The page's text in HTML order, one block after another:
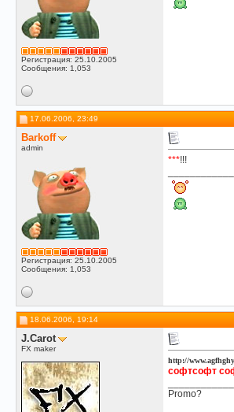
Регистрация: 25.10.2005
Сообщения: 1,053
17.06.2006, 23:49
Barkoff
admin
Регистрация: 25.10.2005
Сообщения: 1,053
***!!!
18.06.2006, 19:14
J.Carot
FX maker
http://
софтсофт
Promo?